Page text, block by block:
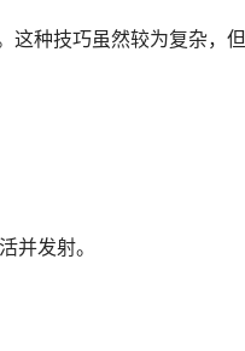
这种技巧虽然较为复杂，
并发射。